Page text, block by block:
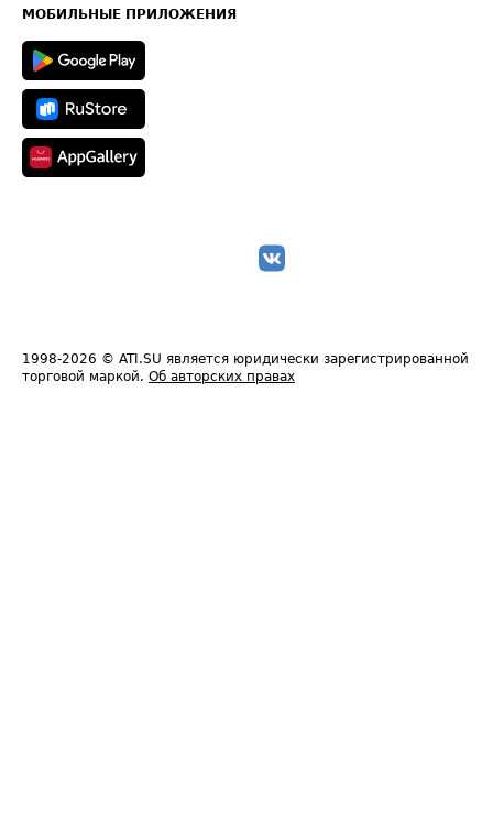
Техническая информация
МОБИЛЬНЫЕ ПРИЛОЖЕНИЯ
1998-2026 © ATI.SU является юридически зарегистрированной
торговой маркой. Об авторских правах